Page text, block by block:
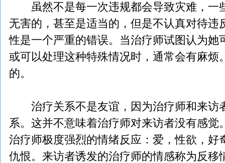
虽然不是每一次违规都会导致灾难，一
无害的，甚至是适当的，但是不认真对待违
性是一个严重的错误。当治疗师试图认为她
或可以处理这种特殊情况时，通常会有麻烦
的。
治疗关系不是友谊，因为治疗师和来访
系。这并不意味着治疗师对来访者没有感觉
治疗师极度强烈的情绪反应：爱，性欲，好
仇恨。来访者诱发的治疗师的情感称为反移